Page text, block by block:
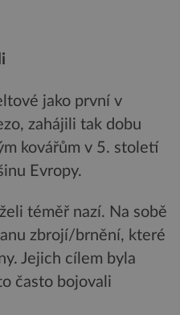
jako první v
zahájili tak dobu
kovářům v 5. století
Evropy.
téměř nazí. Na sobě
zbrojí/brnění, které
Jejich cílem byla
často bojovali